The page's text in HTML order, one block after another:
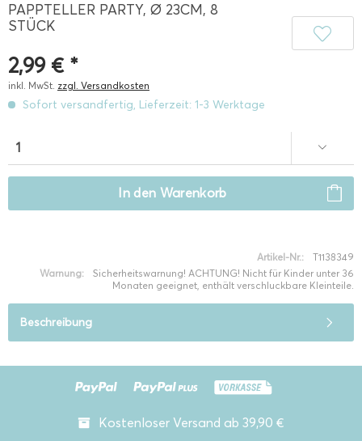
PAPPTELLER PARTY, Ø 23CM, 8
STÜCK
2,99 € *
inkl. MwSt. zzgl. Versandkosten
Sofort versandfertig, Lieferzeit: 1-3 Werktage
In den Warenkorb
Artikel-Nr.:
T1138349
Warnung:
Sicherheitswarnung! ACHTUNG! Nicht für Kinder unter 36
Monaten geeignet, enthält verschluckbare Kleinteile.
Beschreibung
Kostenloser Versand ab 39,90 €